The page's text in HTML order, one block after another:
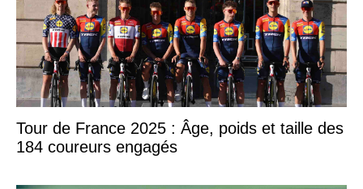
Tour de France 2025 : Âge, poids et taille des
184 coureurs engagés